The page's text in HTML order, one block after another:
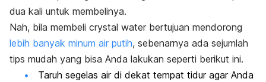
dua kali untuk membelinya.
Nah, bila membeli crystal water bertujuan mendorong
lebih banyak minum air putih, sebenarnya ada sejumlah
tips mudah yang bisa Anda lakukan seperti berikut ini.
Taruh segelas air di dekat tempat tidur agar Anda